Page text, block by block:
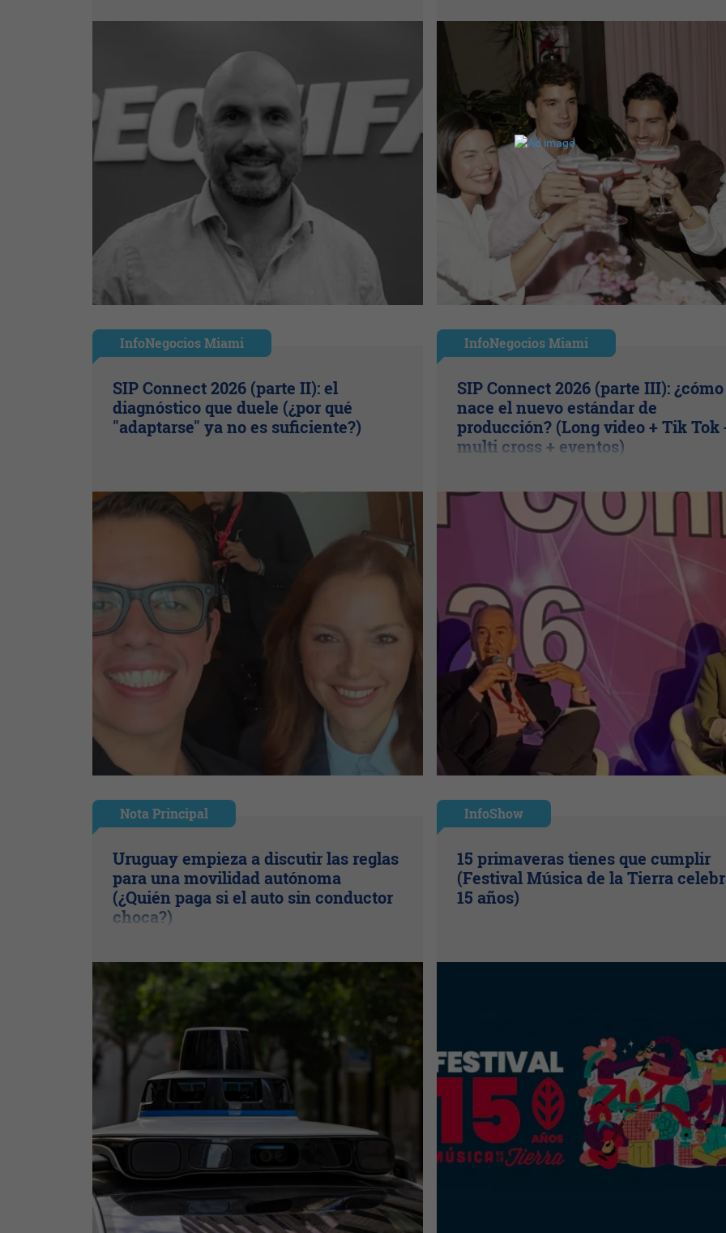
InfoNegocios Miami
SIP Connect 2026 (parte II): el
diagnóstico que duele (¿por qué
"adaptarse" ya no es suficiente?)
InfoNegocios Miami
SIP Connect 2026 (parte III): ¿cómo
nace el nuevo estándar de
producción? (Long video + Tik Tok
multi cross + eventos)
Nota Principal
Uruguay empieza a discutir las reglas
para una movilidad autónoma
(¿Quién paga si el auto sin conductor
choca?)
InfoShow
15 primaveras tienes que cumplir
(Festival Música de la Tierra
15 años)